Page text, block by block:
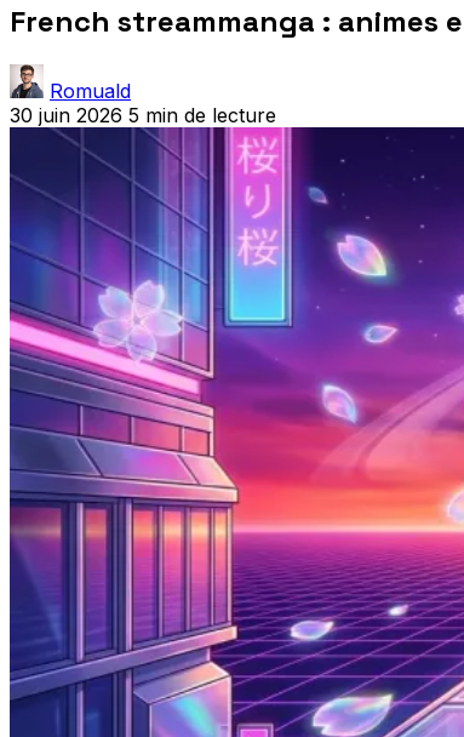
French streammanga : animes
Romuald
30 juin 2026 5 min de lecture